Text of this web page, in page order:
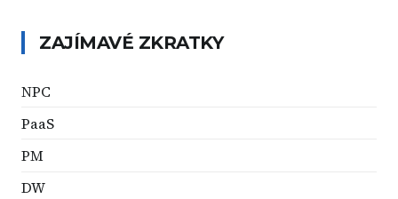
ZAJÍMAVÉ ZKRATKY
NPC
PaaS
PM
DW